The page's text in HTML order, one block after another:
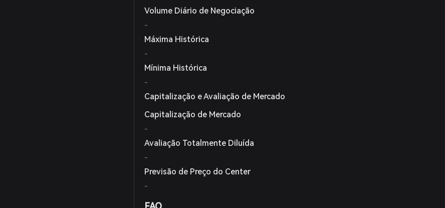
Volume Diário de Negociação
-
Máxima Histórica
-
Mínima Histórica
-
Capitalização e Avaliação de Mercado
Capitalização de Mercado
-
Avaliação Totalmente Diluída
-
Previsão de Preço do Center
-